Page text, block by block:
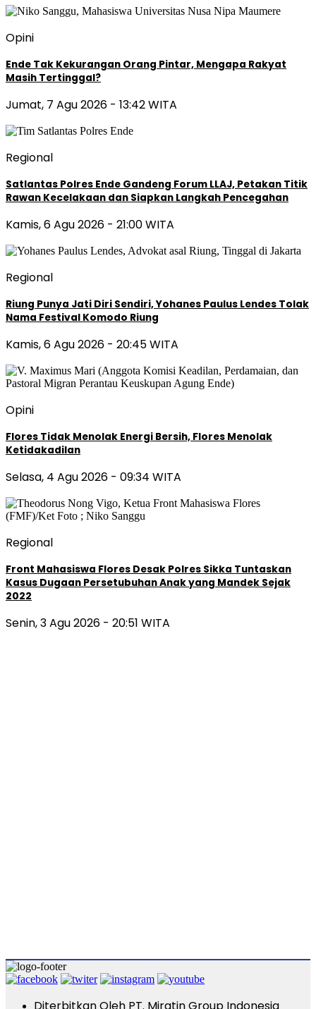
Opini
Ende Tak Kekurangan Orang Pintar, Mengapa Rakyat
Masih Tertinggal?
Jumat, 7 Agu 2026 - 13:42 WITA
Regional
Satlantas Polres Ende Gandeng Forum LLAJ, Petakan Titik
Rawan Kecelakaan dan Siapkan Langkah Pencegahan
Kamis, 6 Agu 2026 - 21:00 WITA
Regional
Riung Punya Jati Diri Sendiri, Yohanes Paulus Lendes Tolak
Nama Festival Komodo Riung
Kamis, 6 Agu 2026 - 20:45 WITA
Opini
Flores Tidak Menolak Energi Bersih, Flores Menolak
Ketidakadilan
Selasa, 4 Agu 2026 - 09:34 WITA
Regional
Front Mahasiswa Flores Desak Polres Sikka Tuntaskan
Kasus Dugaan Persetubuhan Anak yang Mandek Sejak
2022
Senin, 3 Agu 2026 - 20:51 WITA